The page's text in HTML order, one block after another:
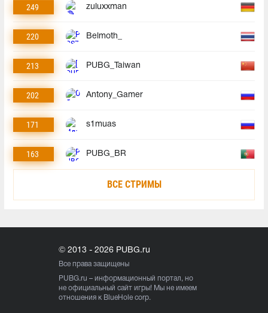
249 zuluxxman
220 Belmoth_
213 PUBG_Taiwan
202 Antony_Gamer
171 s1muas
163 PUBG_BR
ВСЕ СТРИМЫ
© 2013 - 2026 PUBG.ru
Все права защищены
PUBG.ru – информационный портал, но
не официальный сайт игры! Мы не имеем
отношения к BlueHole corp.